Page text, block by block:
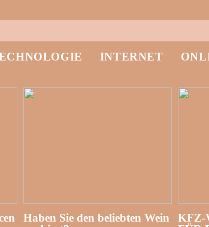
INTERNET
Haben Sie den beliebten Wein
KFZ-